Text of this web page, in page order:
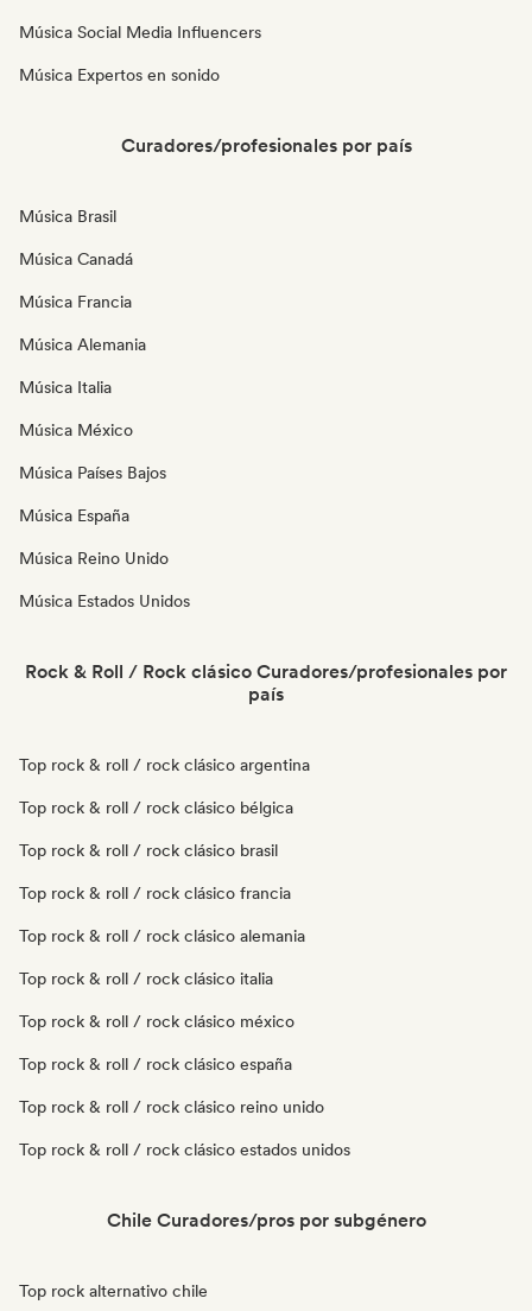
Música Social Media Influencers
Música Expertos en sonido
Curadores/profesionales por país
Música Brasil
Música Canadá
Música Francia
Música Alemania
Música Italia
Música México
Música Países Bajos
Música España
Música Reino Unido
Música Estados Unidos
Rock & Roll / Rock clásico Curadores/profesionales por
país
Top rock & roll / rock clásico argentina
Top rock & roll / rock clásico bélgica
Top rock & roll / rock clásico brasil
Top rock & roll / rock clásico francia
Top rock & roll / rock clásico alemania
Top rock & roll / rock clásico italia
Top rock & roll / rock clásico méxico
Top rock & roll / rock clásico españa
Top rock & roll / rock clásico reino unido
Top rock & roll / rock clásico estados unidos
Chile Curadores/pros por subgénero
Top rock alternativo chile